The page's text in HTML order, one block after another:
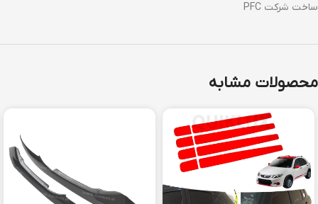
ساخت شرکت PFC
محصولات مشابه